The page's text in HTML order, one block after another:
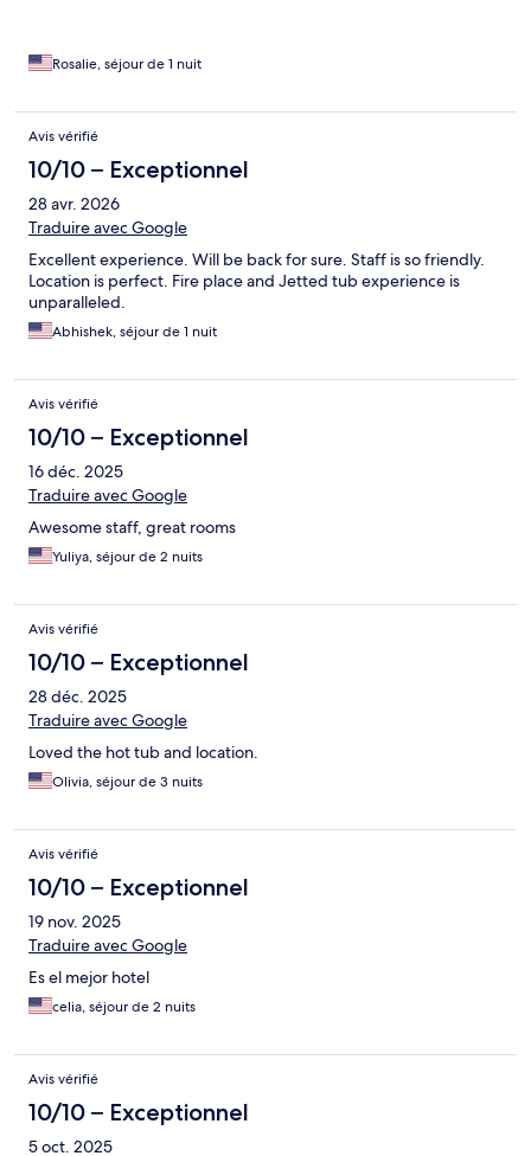
Rosalie, séjour de 1 nuit
Avis vérifié
10/10 – Exceptionnel
28 avr. 2026
Traduire avec Google
Excellent experience. Will be back for sure. Staff is so friendly.
Location is perfect. Fire place and Jetted tub experience is
unparalleled.
Abhishek, séjour de 1 nuit
Avis vérifié
10/10 – Exceptionnel
16 déc. 2025
Traduire avec Google
Awesome staff, great rooms
Yuliya, séjour de 2 nuits
Avis vérifié
10/10 – Exceptionnel
28 déc. 2025
Traduire avec Google
Loved the hot tub and location.
Olivia, séjour de 3 nuits
Avis vérifié
10/10 – Exceptionnel
19 nov. 2025
Traduire avec Google
Es el mejor hotel
celia, séjour de 2 nuits
Avis vérifié
10/10 – Exceptionnel
5 oct. 2025